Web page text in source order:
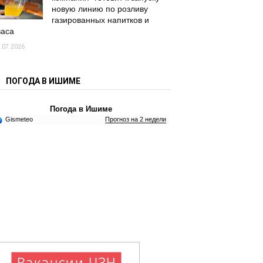
новую линию по розливу
газированных напитков и
ПОГОДА В ИШИМЕ
Погода в Ишиме
Gismeteo Прогноз на 2 недели